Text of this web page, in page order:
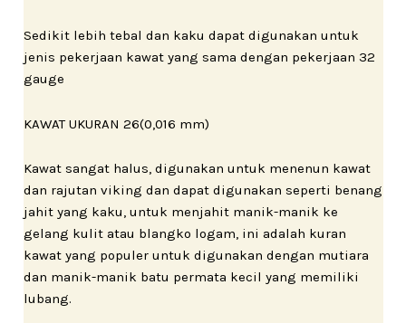
Sedikit lebih tebal dan kaku dapat digunakan untuk
jenis pekerjaan kawat yang sama dengan pekerjaan 32
gauge
KAWAT UKURAN 26(0,016 mm)
Kawat sangat halus, digunakan untuk menenun kawat
dan rajutan viking dan dapat digunakan seperti benang
jahit yang kaku, untuk menjahit manik-manik ke
gelang kulit atau blangko logam, ini adalah kuran
kawat yang populer untuk digunakan dengan mutiara
dan manik-manik batu permata kecil yang memiliki
lubang.